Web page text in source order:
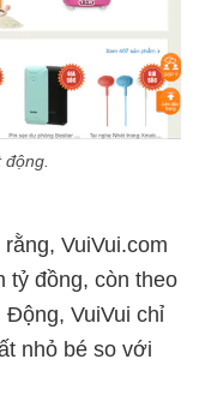
VuiVui.com
tỷ đồng, còn theo
VuiVui chỉ
nhỏ bé so với